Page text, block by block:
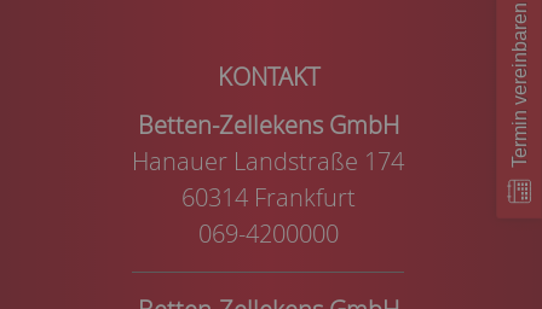
Betten-Zellekens GmbH
Hanauer Landstraße 174
60314 Frankfurt
069-4200000
Termin vereinbaren